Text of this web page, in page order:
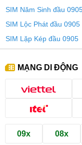
SIM Năm Sinh đầu
SIM Lộc Phát đầu 0905
SIM Lặp Kép đầu 0905
MẠNG DI ĐỘNG
09x 08x